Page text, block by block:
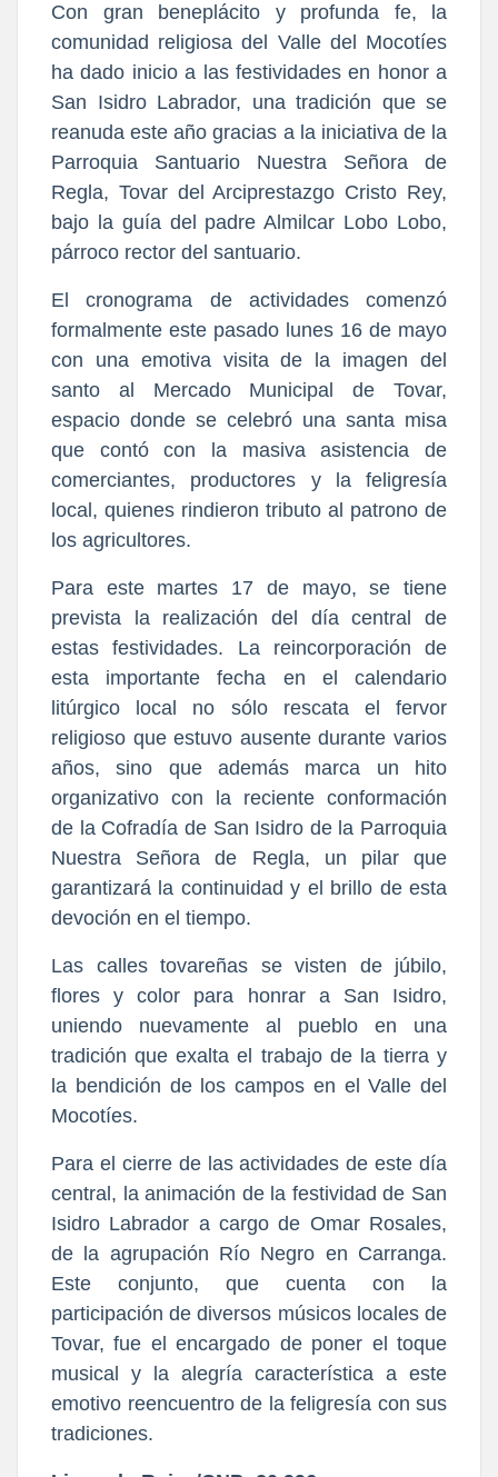
​Con gran beneplácito y profunda fe, la
comunidad religiosa del Valle del Mocotíes
ha dado inicio a las festividades en honor a
San Isidro Labrador, una tradición que se
reanuda este año gracias a la iniciativa de la
Parroquia Santuario Nuestra Señora de
Regla, Tovar del Arciprestazgo Cristo Rey,
bajo la guía del padre Almilcar Lobo Lobo,
párroco rector del santuario.
​El cronograma de actividades comenzó
formalmente este pasado lunes 16 de mayo
con una emotiva visita de la imagen del
santo al Mercado Municipal de Tovar,
espacio donde se celebró una santa misa
que contó con la masiva asistencia de
comerciantes, productores y la feligresía
local, quienes rindieron tributo al patrono de
los agricultores.
​Para este martes 17 de mayo, se tiene
prevista la realización del día central de
estas festividades. La reincorporación de
esta importante fecha en el calendario
litúrgico local no sólo rescata el fervor
religioso que estuvo ausente durante varios
años, sino que además marca un hito
organizativo con la reciente conformación
de la Cofradía de San Isidro de la Parroquia
Nuestra Señora de Regla, un pilar que
garantizará la continuidad y el brillo de esta
devoción en el tiempo.
​Las calles tovareñas se visten de júbilo,
flores y color para honrar a San Isidro,
uniendo nuevamente al pueblo en una
tradición que exalta el trabajo de la tierra y
la bendición de los campos en el Valle del
Mocotíes.
Para el cierre de las actividades de este día
central, la animación de la festividad de San
Isidro Labrador a cargo de Omar Rosales,
de la agrupación Río Negro en Carranga.
Este conjunto, que cuenta con la
participación de diversos músicos locales de
Tovar, fue el encargado de poner el toque
musical y la alegría característica a este
emotivo reencuentro de la feligresía con sus
tradiciones.